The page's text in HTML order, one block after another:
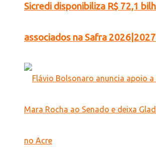
Sicredi disponibiliza R$ 72,1
associados na Safra 2026|2027